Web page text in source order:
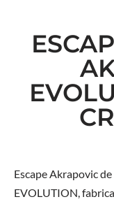
Escape Akrapovic
EVOLUTION,